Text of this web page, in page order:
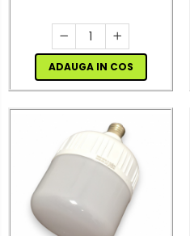
ADAUGA IN COS